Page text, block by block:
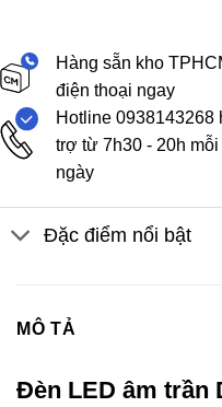
Hàng sẵn kho
điện thoại ngay
Hotline 0938143268
trợ từ 7h30 - 20h mỗi
ngày
Đặc điểm nổi bật
MÔ TẢ
Đèn LED âm trần